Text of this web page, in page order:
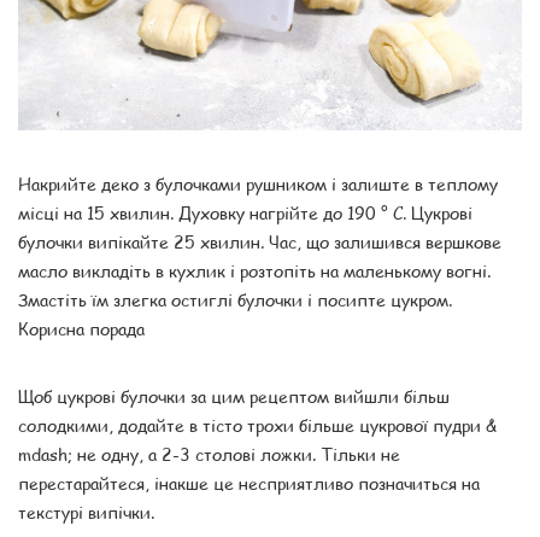
Накрийте деко з булочками рушником і залиште в теплому
місці на 15 хвилин. Духовку нагрійте до 190 ° C. Цукрові
булочки випікайте 25 хвилин. Час, що залишився вершкове
масло викладіть в кухлик і розтопіть на маленькому вогні.
Змастіть їм злегка остиглі булочки і посипте цукром.
Корисна порада
Щоб цукрові булочки за цим рецептом вийшли більш
солодкими, додайте в тісто трохи більше цукрової пудри &
mdash; не одну, а 2-3 столові ложки. Тільки не
перестарайтеся, інакше це несприятливо позначиться на
текстурі випічки.